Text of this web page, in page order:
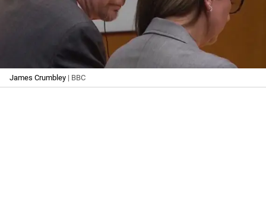
James Crumbley | BBC